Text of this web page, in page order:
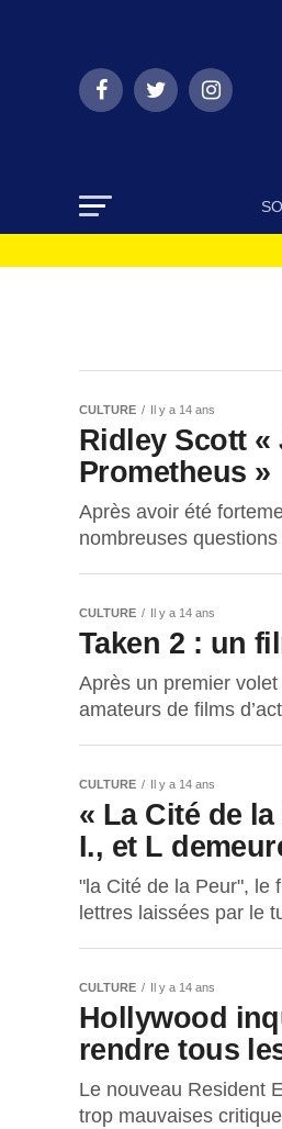
CULTURE Il y a 14 ans
Ridley Scott «
Prometheus »
Après avoir été
nombreuses
CULTURE Il y a 14 ans
Taken 2 : un
Après un premier
amateurs de films
CULTURE Il y a 14 ans
« La Cité de
I., et L
"la Cité de la Peur", le
lettres laissées par le
CULTURE Il y a 14 ans
Hollywood
rendre tous
Le nouveau Resident
trop mauvaises